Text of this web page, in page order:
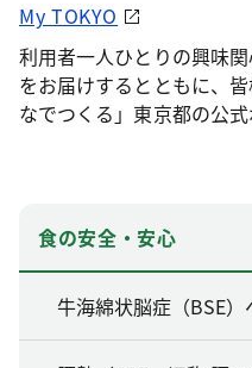
My TOKYO
利用者一人ひとりの興味
をお届けするとともに、
なでつくる」東京都の公式
食の安全・安心
牛海綿状脳症（BSE）